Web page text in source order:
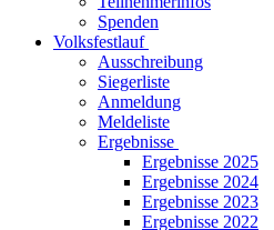
Spenden
Volksfestlauf
Ausschreibung
Siegerliste
Anmeldung
Meldeliste
Ergebnisse
Ergebnisse 2025
Ergebnisse 2024
Ergebnisse 2023
Ergebnisse 2022